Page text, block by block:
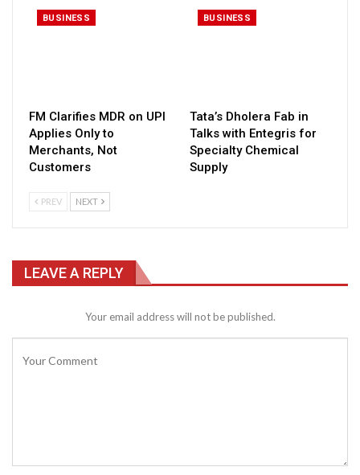
BUSINESS
FM Clarifies MDR on UPI
Applies Only to
Merchants, Not
Customers
BUSINESS
Tata’s Dholera Fab in
Talks with Entegris for
Specialty Chemical
Supply
PREV NEXT
LEAVE A REPLY
Your email address will not be published.